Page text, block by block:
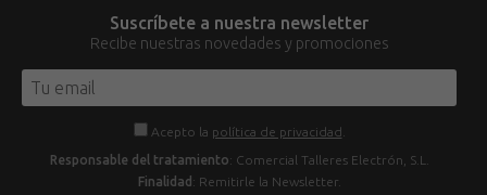
Suscríbete a nuestra newsletter
Recibe nuestras novedades y promociones
Acepto la política de privacidad
Responsable del tratamiento: Comercial Talleres Electrón, S.L.
Finalidad : Remitirle la Newsletter.